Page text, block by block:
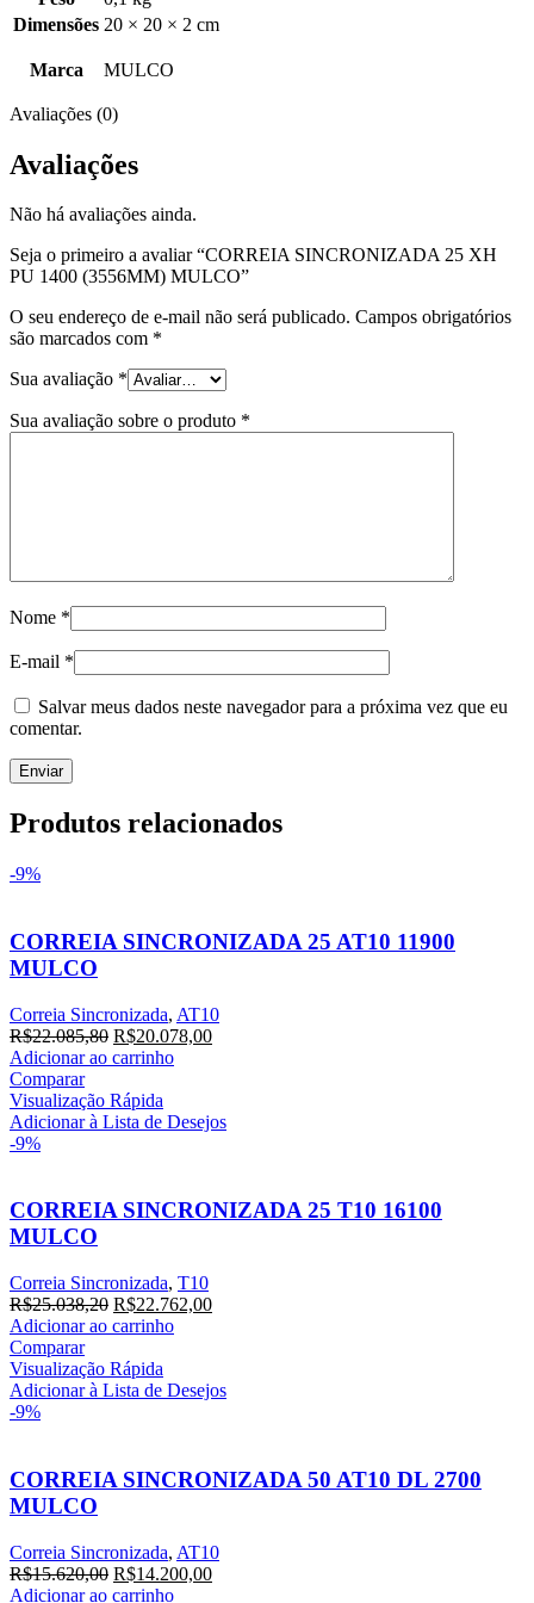
Dimensões 20 × 20 × 2 cm
Marca MULCO
Avaliações (0)
Avaliações
Não há avaliações ainda.
Seja o primeiro a avaliar “CORREIA SINCRONIZADA 25 XH
PU 1400 (3556MM) MULCO”
O seu endereço de e-mail não será publicado. Campos obrigatórios
são marcados com *
Sua avaliação *
Sua avaliação sobre o produto *
Nome *
E-mail *
Salvar meus dados neste navegador para a próxima vez que eu
comentar.
Produtos relacionados
-9%
CORREIA SINCRONIZADA 25 AT10 11900
MULCO
Correia Sincronizada, AT10
R$22.085,80 R$20.078,00
Adicionar ao carrinho
Comparar
Visualização Rápida
Adicionar à Lista de Desejos
-9%
CORREIA SINCRONIZADA 25 T10 16100
MULCO
Correia Sincronizada, T10
R$25.038,20 R$22.762,00
Adicionar ao carrinho
Comparar
Visualização Rápida
Adicionar à Lista de Desejos
-9%
CORREIA SINCRONIZADA 50 AT10 DL 2700
MULCO
Correia Sincronizada, AT10
R$15.620,00 R$14.200,00
Adicionar ao carrinho